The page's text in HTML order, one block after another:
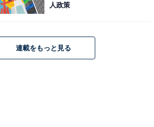
性／神奈川県）
人政策
連載をもっと見る